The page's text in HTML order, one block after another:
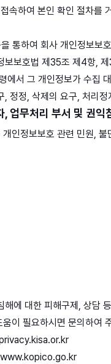
속하여 본인 확인 절차
통하여 회사 개인정보보
보보호법 제35조 제4항,
에서 그 개인정보가 수집
정정, 삭제의 요구, 처리
업무처리 부서 및 권익
인정보보호 관련 민원,
에 대한 피해구제, 상담
이 필요하시면 문의하여
www.kopico.go.kr